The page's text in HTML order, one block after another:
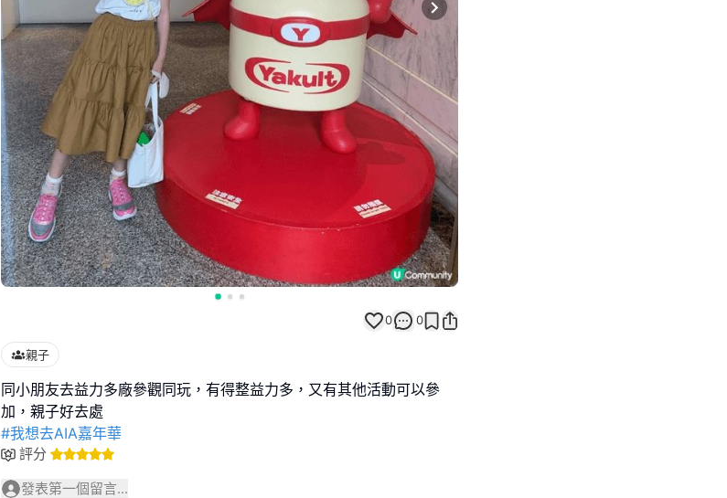
Next slide
0 0
親子
同小朋友去益力多廠參觀同玩，有得整益力多，又有其他活動可以參
#我想去AIA嘉年華
評分
發表第一個留言...